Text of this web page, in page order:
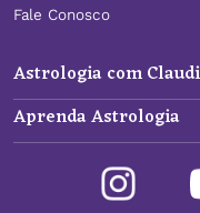
Fale Conosco
Astrologia com
Aprenda Astrologia